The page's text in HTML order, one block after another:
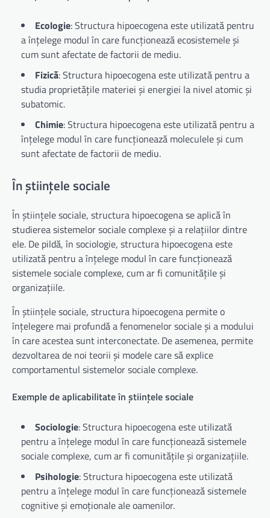
Ecologie: Structura hipoecogena este utilizată pentru
a înțelege modul în care funcționează ecosistemele și
cum sunt afectate de factorii de mediu.
Fizică: Structura hipoecogena este utilizată pentru a
studia proprietățile materiei și energiei la nivel atomic și
subatomic.
Chimie: Structura hipoecogena este utilizată pentru a
înțelege modul în care funcționează moleculele și cum
sunt afectate de factorii de mediu.
În științele sociale
În științele sociale, structura hipoecogena se aplică în
studierea sistemelor sociale complexe și a relațiilor dintre
ele. De pildă, în sociologie, structura hipoecogena este
utilizată pentru a înțelege modul în care funcționează
sistemele sociale complexe, cum ar fi comunitățile și
organizațiile.
În științele sociale, structura hipoecogena permite o
înțelegere mai profundă a fenomenelor sociale și a modului
în care acestea sunt interconectate. De asemenea, permite
dezvoltarea de noi teorii și modele care să explice
comportamentul sistemelor sociale complexe.
Exemple de aplicabilitate în științele sociale
Sociologie: Structura hipoecogena este utilizată
pentru a înțelege modul în care funcționează sistemele
sociale complexe, cum ar fi comunitățile și organizațiile.
Psihologie: Structura hipoecogena este utilizată
pentru a înțelege modul în care funcționează sistemele
cognitive și emoționale ale oamenilor.